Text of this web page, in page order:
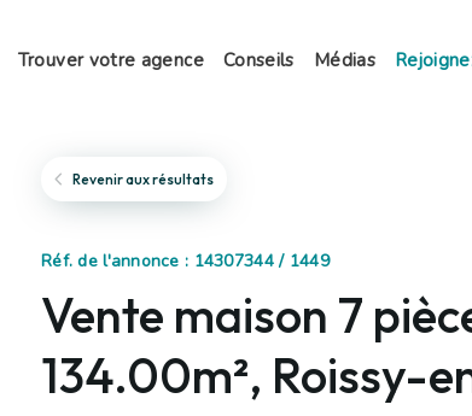
Trouver votre agence Conseils Médias
Revenir aux résultats
Réf. de l'annonce : 14307344 / 1449
Vente maison 7
134.00m², Roissy-